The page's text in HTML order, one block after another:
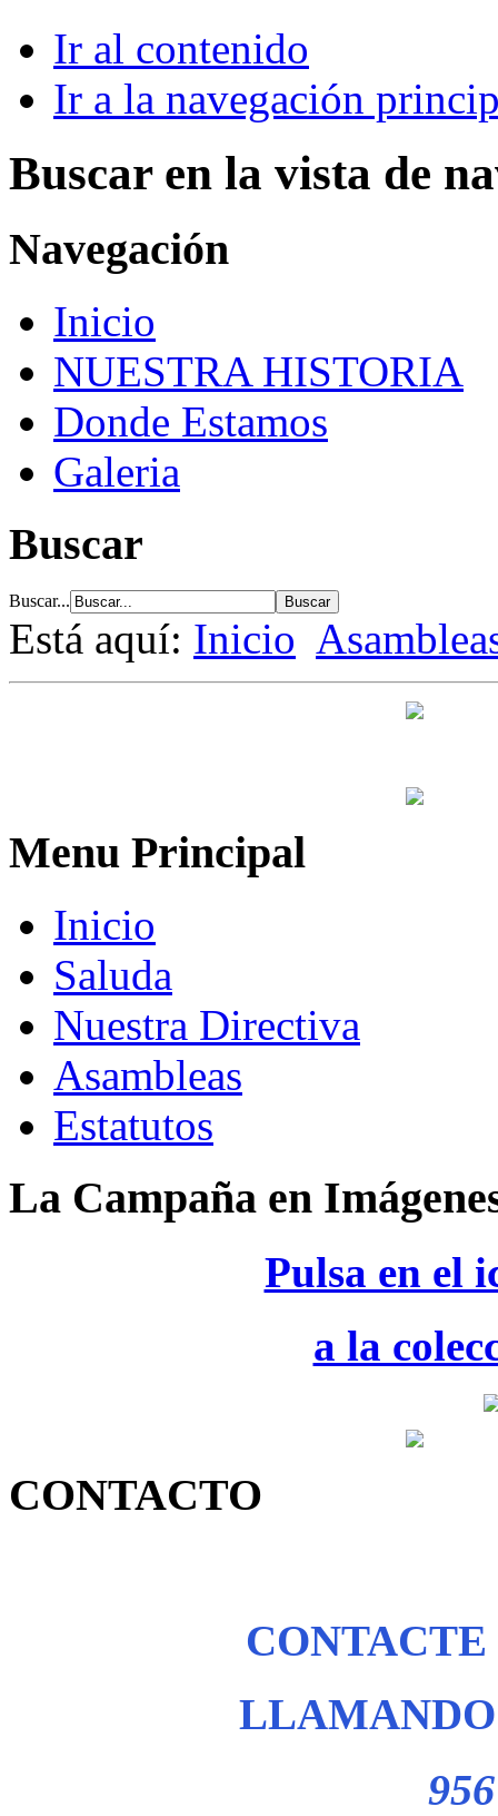
Ir al contenido
Ir a la navegación
Buscar en la vista de
Navegación
Inicio
NUESTRA HISTORIA
Donde Estamos
Galeria
Buscar
Buscar...
Está aquí: Inicio
Menu Principal
Inicio
Saluda
Nuestra Directiva
Asambleas
Estatutos
La Campaña en
Pulsa en el
a la
CONTACTO
CONTACTE